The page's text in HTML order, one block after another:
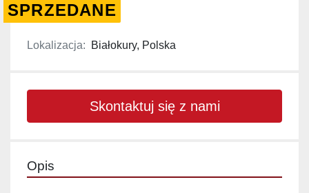
SPRZEDANE
Lokalizacja: Białokury, Polska
Skontaktuj się z nami
Opis